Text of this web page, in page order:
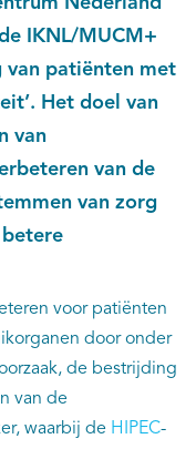
IKNL/MUCM+
van patiënten met
Het doel van
van
van de
van zorg
voor patiënten
door onder
de bestrijding
van de
waarbij de HIPEC-